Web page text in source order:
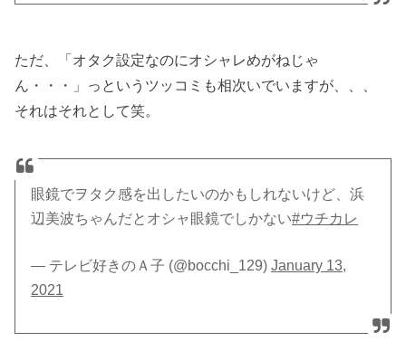
ただ、「オタク設定なのにオシャレめがねじゃ
ん・・・」っというツッコミも相次いでいますが、、、
それはそれとして笑。
眼鏡でヲタク感を出したいのかもしれないけど、浜
辺美波ちゃんだとオシャ眼鏡でしかない#ウチカレ
— テレビ好きのＡ子 (@bocchi_129)January 13,
2021